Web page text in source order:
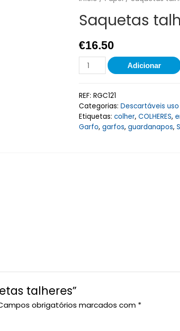
Saquetas
€16.50
Adicionar
REF: RGC121
Categorias: Descartáveis
Etiquetas: colher, COLHERES,
Garfo, garfos, guardanapos,
talheres”
obrigatórios marcados com *